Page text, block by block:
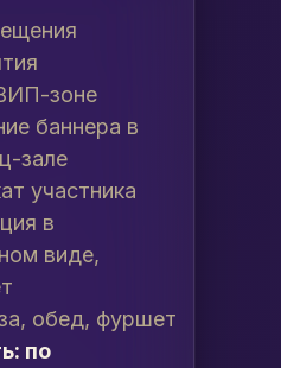
зоне
баннера в
зале
участника
в
виде,
обед, фуршет
по